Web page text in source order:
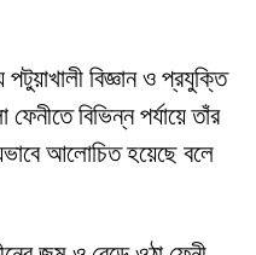
বিজ্ঞান ও প্রযুক্তি
বিভিন্ন পর্যায়ে তাঁর
আলোচিত হয়েছে বলে